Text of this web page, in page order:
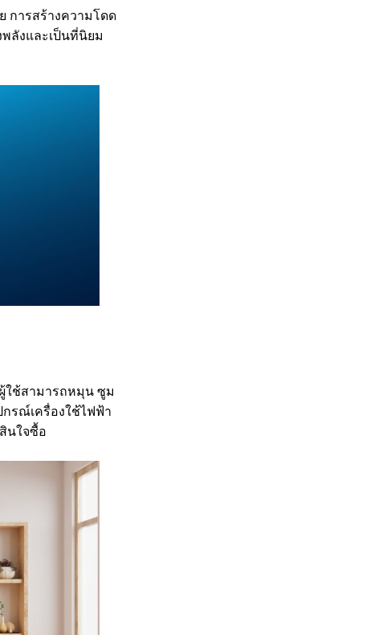
การสร้างความโดด
ลังและเป็นที่นิยม
ใช้สามารถหมุน ซูม
รณ์เครื่องใช้ไฟฟ้า
นใจซื้อ